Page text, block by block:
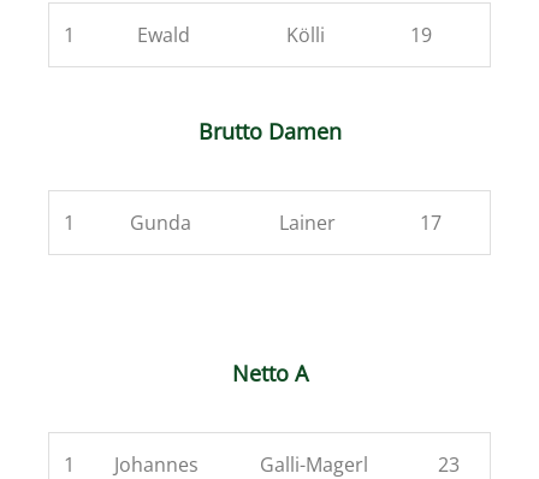
1 Ewald Kölli 19
Brutto Damen
1 Gunda Lainer 17
Netto A
1 Johannes Galli-Magerl 23